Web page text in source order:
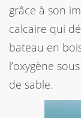
grâce à son
calcaire qui
bateau en
l’oxygène
de sable.